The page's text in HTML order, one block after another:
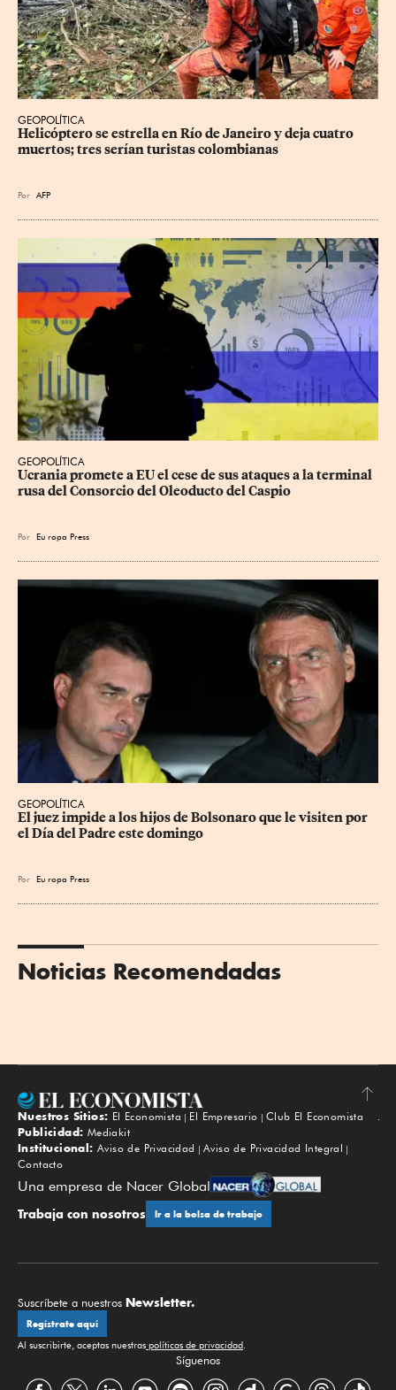
GEOPOLÍTICA
Helicóptero se estrella en Río de Janeiro y deja cuatro
muertos; tres serían turistas colombianas
Por AFP
GEOPOLÍTICA
Ucrania promete a EU el cese de sus ataques a la terminal
rusa del Consorcio del Oleoducto del Caspio
Por Eu ropa Press
GEOPOLÍTICA
El juez impide a los hijos de Bolsonaro que le visiten por
el Día del Padre este domingo
Por Eu ropa Press
Noticias Recomendadas
Subir
Nuestros Sitios: El Economista El Empresario
Club El Economista
Publicidad: Mediakit
Institucional: Aviso de Privacidad
Aviso de Privacidad Integral
Contacto
Una empresa de Nacer Global
Trabaja con nosotros Ir a la bolsa de trabajo
Suscríbete a nuestros Newsletter.
Regístrate aquí
Al suscribirte, aceptas nuestras políticas de privacidad
Síguenos